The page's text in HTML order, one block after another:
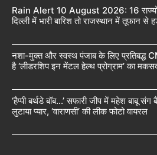
Rain Alert 10 August 2026: 16 राज्यों
दिल्ली में भारी बारिश तो राजस्थान में तूफान
नशा-मुक्त और स्वस्थ पंजाब के लिए
है ‘लीडरशिप इन मेंटल हेल्थ प्रोग्राम’ का
‘हैप्पी बर्थडे बॉब…’ सफारी जीप में महेश बाबू
लुटाया प्यार, ‘वाराणसी’ की लीक फोटो वायरल